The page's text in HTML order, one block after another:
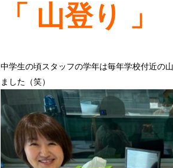
「 山登り 」
中学生の頃スタッフの学年は毎年学校付近の
ました（笑）